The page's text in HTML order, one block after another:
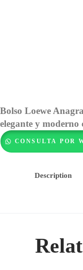
Bolso Loewe
elegante y
CONSULTA POR
Description